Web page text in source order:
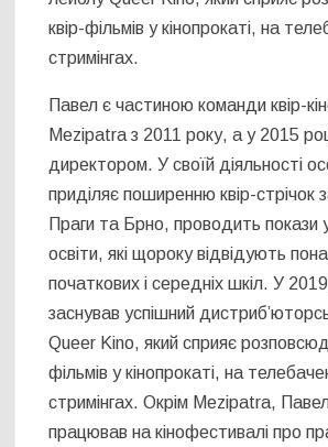
квір-фільмів у кінопрокаті, на
стримінгах.
Павел є частиною команди квір-
Mezipatra з 2011 року, а у 2015
директором. У своїй діяльності
приділяє поширенню квір-стрічок
Праги та Брно, проводить покази
освіти, які щороку відвідують
початкових і середніх шкіл. У 2019
заснував успішний
Queer Kino, який сприяє
фільмів у кінопрокаті, на
стримінгах. Окрім Mezipatra,
працював на кінофестивалі про